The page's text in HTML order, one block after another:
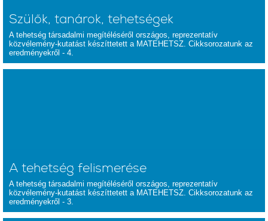
Szülők, tanárok, tehetségek
A tehetség társadalmi megítéléséről országos, reprezentatív
közvélemény-kutatást készíttetett a MATEHETSZ. Cikksorozatunk az
eredményekről - 4.
A tehetség felismerése
A tehetség társadalmi megítéléséről országos, reprezentatív
közvélemény-kutatást készíttetett a MATEHETSZ. Cikksorozatunk az
eredményekről - 3.